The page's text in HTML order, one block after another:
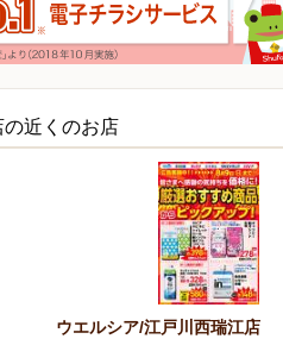
近くのお店
ウエルシア/江戸川西瑞江店